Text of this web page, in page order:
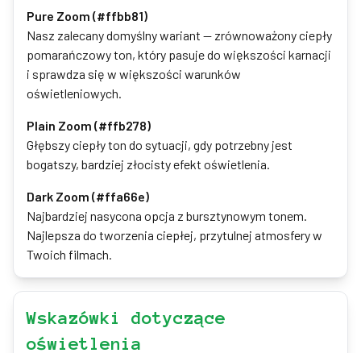
Pure Zoom (#ffbb81)
Nasz zalecany domyślny wariant — zrównoważony ciepły
pomarańczowy ton, który pasuje do większości karnacji
i sprawdza się w większości warunków
oświetleniowych.
Plain Zoom (#ffb278)
Głębszy ciepły ton do sytuacji, gdy potrzebny jest
bogatszy, bardziej złocisty efekt oświetlenia.
Dark Zoom (#ffa66e)
Najbardziej nasycona opcja z bursztynowym tonem.
Najlepsza do tworzenia ciepłej, przytulnej atmosfery w
Twoich filmach.
Wskazówki dotyczące
oświetlenia